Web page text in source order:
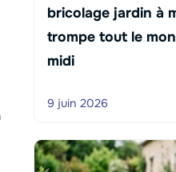
bricolage jardin à
trompe tout le
midi
9 juin 2026